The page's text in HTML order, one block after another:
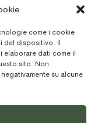
come i cookie
del dispositivo. Il
elaborare dati come il
sito. Non
su alcune